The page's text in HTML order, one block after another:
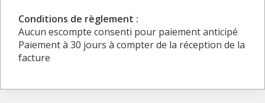
Conditions de règlement :
Aucun escompte consenti pour paiement anticipé
Paiement à 30 jours à compter de la réception de la
facture